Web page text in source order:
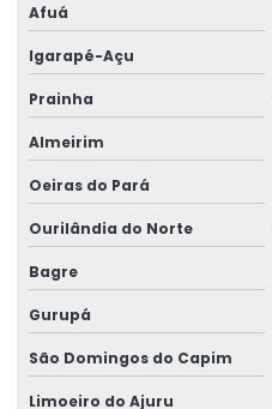
Afuá
Igarapé-Açu
Prainha
Almeirim
Oeiras do Pará
Ourilândia do Norte
Bagre
Gurupá
São Domingos do Capim
Limoeiro do Ajuru